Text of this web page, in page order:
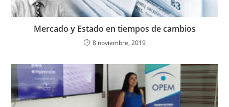
Mercado y Estado en tiempos de cambios
8 noviembre, 2019